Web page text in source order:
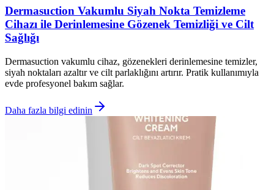
Dermasuction Vakumlu Siyah Nokta Temizleme
Cihazı ile Derinlemesine Gözenek Temizliği ve Cilt
Sağlığı
Dermasuction vakumlu cihaz, gözenekleri derinlemesine temizler,
siyah noktaları azaltır ve cilt parlaklığını artırır. Pratik kullanımıyla
evde profesyonel bakım sağlar.
Daha fazla bilgi edinin